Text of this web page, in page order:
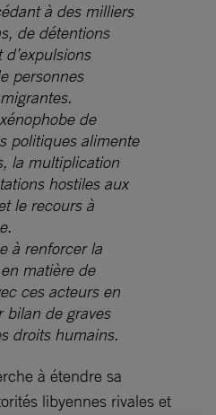
à des milliers
de détentions
personnes
de
politiques alimente
la multiplication
hostiles aux
le recours à
à renforcer la
matière de
ces acteurs en
bilan de graves
droits humains.
à étendre sa
libyennes rivales et